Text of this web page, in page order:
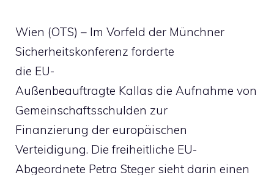
Wien (OTS) – Im Vorfeld der Münchner
Sicherheitskonferenz forderte
die EU-
Außenbeauftragte Kallas die Aufnahme von
Gemeinschaftsschulden zur
Finanzierung der europäischen
Verteidigung. Die freiheitliche EU-
Abgeordnete Petra Steger sieht darin einen